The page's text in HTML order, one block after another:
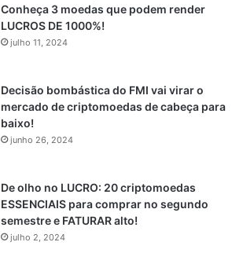
Conheça 3 moedas que podem render
LUCROS DE 1000%!
julho 11, 2024
Decisão bombástica do FMI vai virar o
mercado de criptomoedas de cabeça para
baixo!
junho 26, 2024
De olho no LUCRO: 20 criptomoedas
ESSENCIAIS para comprar no segundo
semestre e FATURAR alto!
julho 2, 2024